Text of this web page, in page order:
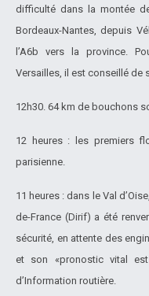
difficulté dans la montée
Bordeaux-Nantes, depuis
l’A6b vers la province.
Versailles, il est conseillé de
12h30. 64 km de bouchons
12 heures : les premiers
parisienne.
11 heures : dans le Val
de-France (Dirif) a été
sécurité, en attente des
et son «pronostic vital est
d’Information routière.